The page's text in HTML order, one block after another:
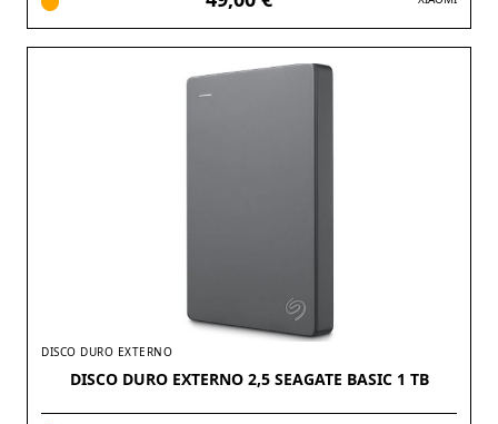
DISCO DURO EXTERNO
DISCO DURO EXTERNO 2,5 SEAGATE BASIC 1 TB